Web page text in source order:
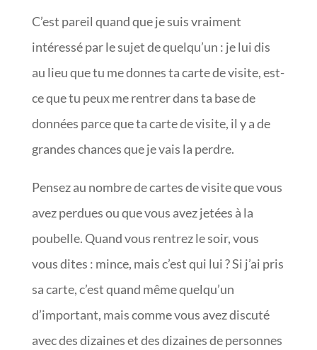
C’est pareil quand que je suis vraiment
intéressé par le sujet de quelqu’un : je lui dis
au lieu que tu me donnes ta carte de visite, est-
ce que tu peux me rentrer dans ta base de
données parce que ta carte de visite, il y a de
grandes chances que je vais la perdre.
Pensez au nombre de cartes de visite que vous
avez perdues ou que vous avez jetées à la
poubelle. Quand vous rentrez le soir, vous
vous dites : mince, mais c’est qui lui ? Si j’ai pris
sa carte, c’est quand même quelqu’un
d’important, mais comme vous avez discuté
avec des dizaines et des dizaines de personnes